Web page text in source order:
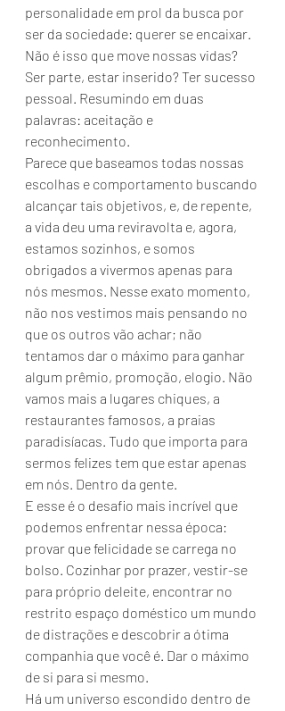
personalidade em prol da busca por
ser da sociedade: querer se encaixar.
Não é isso que move nossas vidas?
Ser parte, estar inserido? Ter sucesso
pessoal. Resumindo em duas
palavras: aceitação e
reconhecimento.
Parece que baseamos todas nossas
escolhas e comportamento buscando
alcançar tais objetivos, e, de repente,
a vida deu uma reviravolta e, agora,
estamos sozinhos, e somos
obrigados a vivermos apenas para
nós mesmos. Nesse exato momento,
não nos vestimos mais pensando no
que os outros vão achar; não
tentamos dar o máximo para ganhar
algum prêmio, promoção, elogio. Não
vamos mais a lugares chiques, a
restaurantes famosos, a praias
paradisíacas. Tudo que importa para
sermos felizes tem que estar apenas
em nós. Dentro da gente.
E esse é o desafio mais incrível que
podemos enfrentar nessa época:
provar que felicidade se carrega no
bolso. Cozinhar por prazer, vestir-se
para próprio deleite, encontrar no
restrito espaço doméstico um mundo
de distrações e descobrir a ótima
companhia que você é. Dar o máximo
de si para si mesmo.
Há um universo escondido dentro de